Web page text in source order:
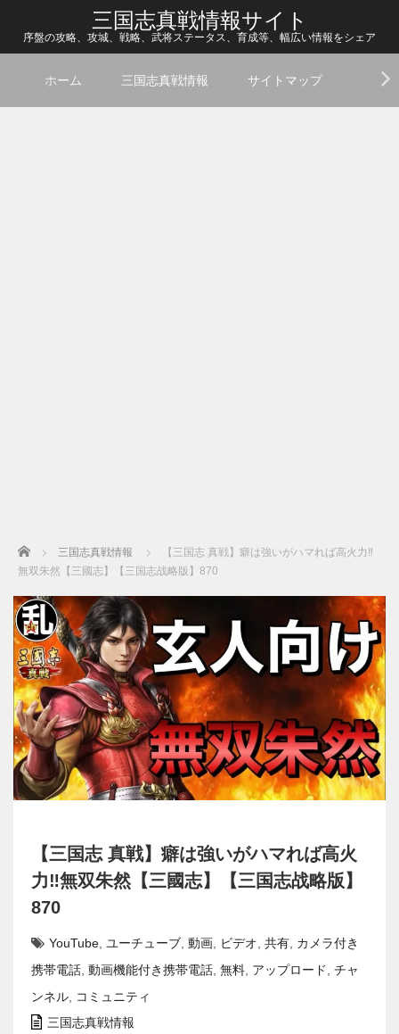
三国志真戦情報サイト
序盤の攻略、攻城、戦略、武将ステータス、育成等、幅広い情報をシェア
ホーム 三国志真戦情報 サイトマップ
Home 三国志真戦情報
【三国志 真戦】癖は強いがハマれば高火力‼
無双朱然【三國志】【三国志战略版】870
【三国志 真戦】癖は強いがハマれば高火
力‼無双朱然【三國志】【三国志战略版】
870
YouTube ユーチューブ 動画 ビデオ 共有 カメラ付き
携帯電話 動画機能付き携帯電話 無料 アップロード
チャ
ンネル
コミュニティ
三国志真戦情報